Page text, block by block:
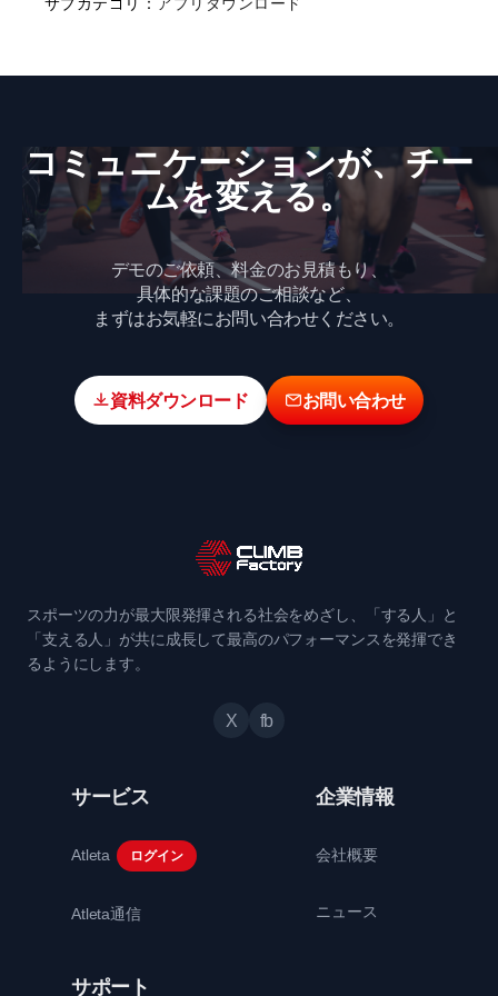
コミュニケーションが、​チー
ムを​変える。
デモのご依頼、料金のお見積もり、
具体的な課題のご相談など、
まずはお気軽にお問い合わせください。
資料ダウンロード お問い合わせ
スポーツの力が最大限発揮される社会をめざし、「する人」と
「支える人」が共に成長して最高のパフォーマンスを発揮でき
るようにします。
X fb
サービス
Atleta ログイン
Atleta通信
企業情報
会社概要
ニュース
サポート